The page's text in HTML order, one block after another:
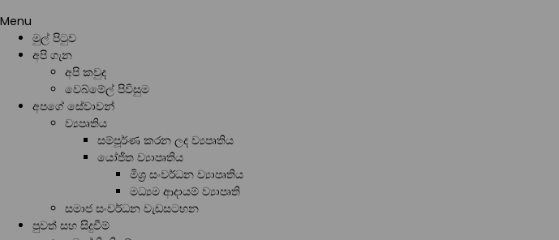
Menu
මුල් පිටුව
අපි ගැන
අපි කවුද
වෙබ්මේල් පිවිසුම
අපගේ සේවාවන්
ව්‍යපෘතිය
සම්පූර්ණ කරන ලද ව්‍යපෘතිය
යෝජිත ව්‍යාපෘතිය
මිශ්‍ර සංවර්ධන ව්‍යාපෘතිය
මධ්‍යම ආදායම් ව්‍යාපෘති
සමාජ සංවර්ධන වැඩසටහන
පුවත් සහ සිදුවීම්